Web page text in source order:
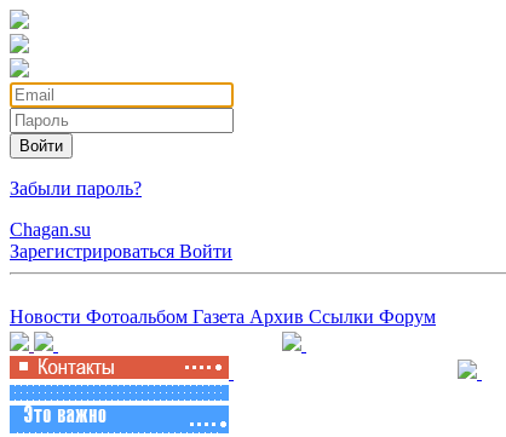
Войти
Забыли пароль?
Chagan.su
Зарегистрироваться Войти
Новости Фотоальбом Газета Архив Ссылки Форум